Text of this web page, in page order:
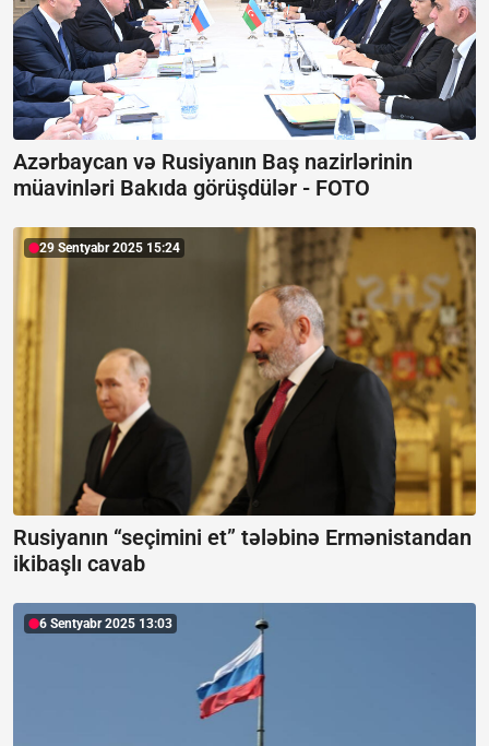
Azərbaycan və Rusiyanın Baş nazirlərinin
müavinləri Bakıda görüşdülər - FOTO
29 Sentyabr 2025 15:24
Rusiyanın “seçimini et” tələbinə Ermənistandan
ikibaşlı cavab
6 Sentyabr 2025 13:03